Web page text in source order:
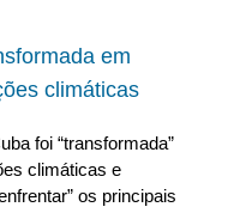
em
climáticas
foi “transformada”
climáticas e
os principais